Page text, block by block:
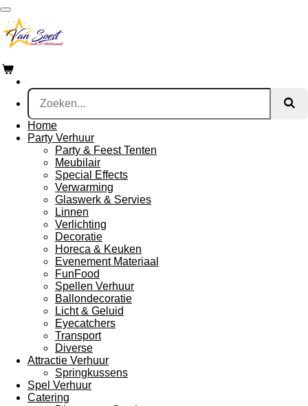
Ga
direct
naar
de
Home
Party Verhuur
Party & Feest Tenten
Meubilair
Special Effects
Verwarming
Glaswerk & Servies
Linnen
Verlichting
Decoratie
Horeca & Keuken
Evenement Materiaal
FunFood
Spellen Verhuur
Ballondecoratie
Licht & Geluid
Eyecatchers
Transport
Diverse
Attractie Verhuur
Springkussens
Spel Verhuur
Catering